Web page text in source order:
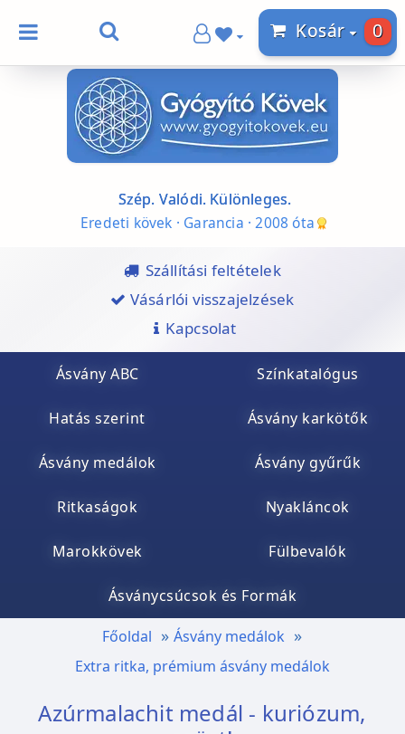
Kosár 0
Szép. Valódi. Különleges.
Eredeti kövek · Garancia · 2008 óta
Szállítási feltételek
Vásárlói visszajelzések
Kapcsolat
Ásvány ABC Színkatalógus
Hatás szerint Ásvány karkötők
Ásvány medálok Ásvány gyűrűk
Ritkaságok Nyakláncok
Marokkövek Fülbevalók
Ásványcsúcsok és Formák
Főoldal
Ásvány medálok
Extra ritka, prémium ásvány medálok
Azúrmalachit medál - kuriózum,